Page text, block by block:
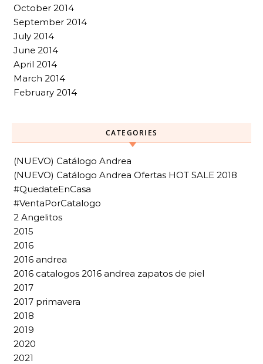
October 2014
September 2014
July 2014
June 2014
April 2014
March 2014
February 2014
CATEGORIES
(NUEVO) Catálogo Andrea
(NUEVO) Catálogo Andrea Ofertas HOT SALE 2018
#QuedateEnCasa
#VentaPorCatalogo
2 Angelitos
2015
2016
2016 andrea
2016 catalogos 2016 andrea zapatos de piel
2017
2017 primavera
2018
2019
2020
2021